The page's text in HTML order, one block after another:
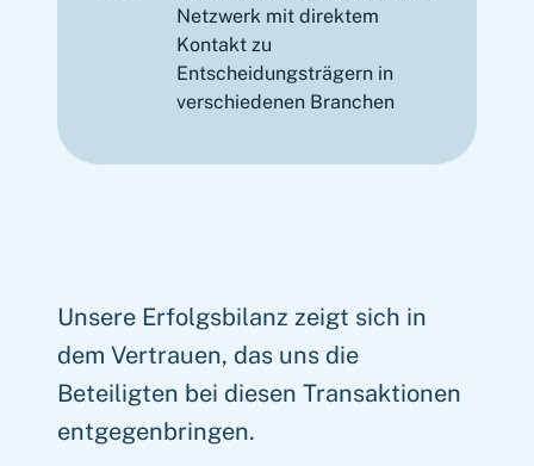
Netzwerk mit direktem
Kontakt zu
Entscheidungsträgern in
verschiedenen Branchen
Unsere Erfolgsbilanz zeigt sich in
dem Vertrauen, das uns die
Beteiligten bei diesen Transaktionen
entgegenbringen.